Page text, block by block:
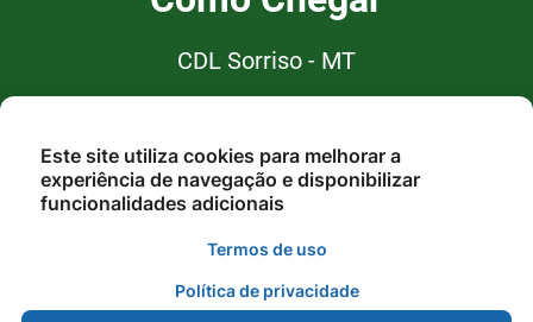
CDL Sorriso - MT
Centro - 78.890-000 - Sorriso -
MT
Este site utiliza cookies para melhorar a
experiência de navegação e disponibilizar
funcionalidades adicionais
Termos de uso
Política de privacidade